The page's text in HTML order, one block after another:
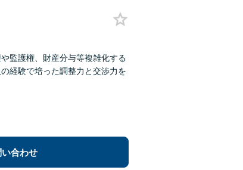
監護権、財産分与等複雑化する
経験で培った調整力と交渉力を
い合わせ